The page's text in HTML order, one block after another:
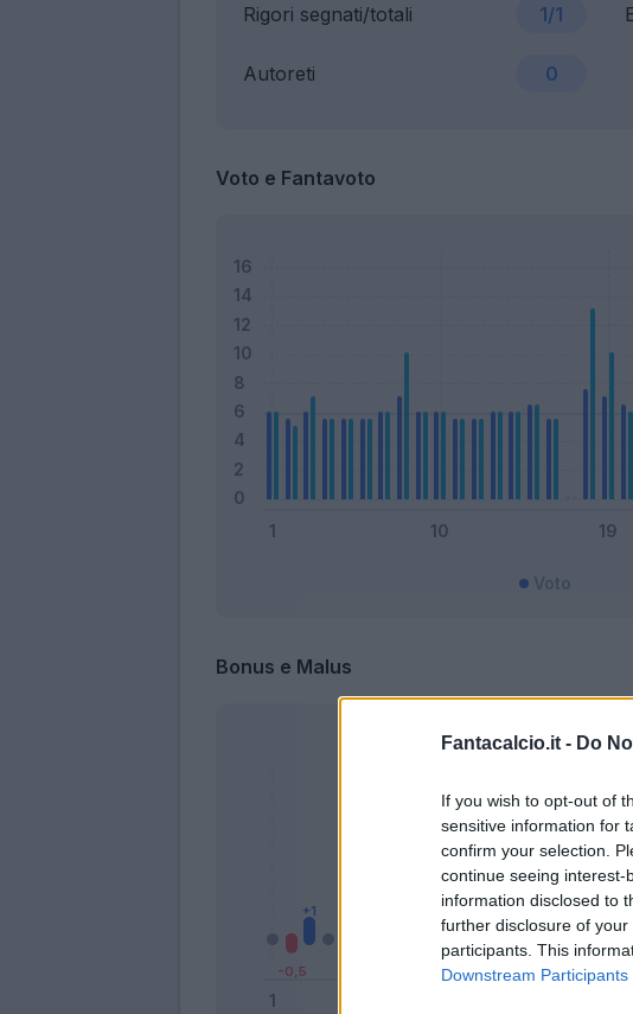
Fantacalcio.it - Do
If you wish to opt-out of
sensitive information for
confirm your selection.
continue seeing
information disclosed to
further disclosure of your
participants. This
Downstream Participants
Rigori segnati/totali 1/1
Autoreti 0
Voto e Fantavoto
Bonus e Malus